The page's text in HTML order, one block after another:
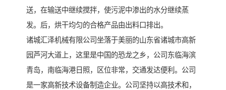
送，在输送中继续搅拌，使污泥中渗出的水分继续蒸
发。后，烘干均匀的合格产品由出料口排出。
诸城汇泽机械有限公司坐落于美丽的山东省诸城市高新
园芦河大道上，这里是中国的恐龙之乡，公司东临海滨
青岛，南临海港日照，区位非常，交通发达便利。公司
是一家高新技术设备制造企业。公司坚持以高技术和，